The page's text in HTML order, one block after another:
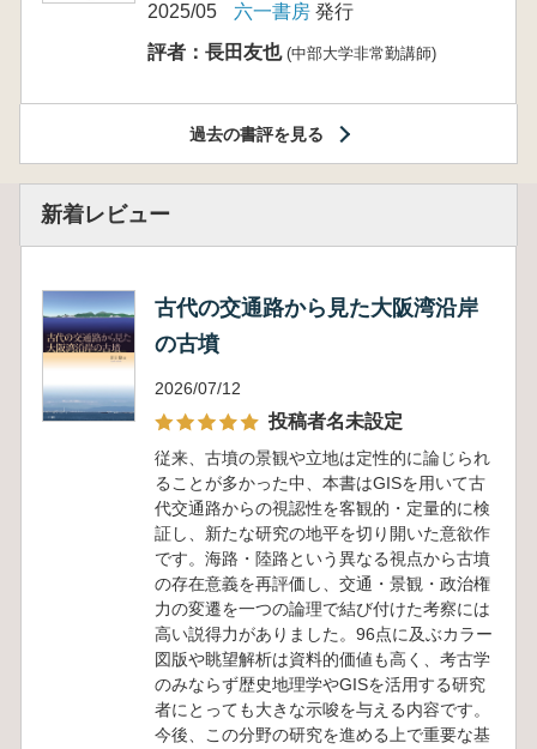
2025/05
六一書房 発行
評者：長田友也 (中部大学非常勤講師)
過去の書評を見る
新着レビュー
古代の交通路から見た大阪湾沿岸
の古墳
2026/07/12
投稿者名未設定
従来、古墳の景観や立地は定性的に論じられ
ることが多かった中、本書はGISを用いて古
代交通路からの視認性を客観的・定量的に検
証し、新たな研究の地平を切り開いた意欲作
です。海路・陸路という異なる視点から古墳
の存在意義を再評価し、交通・景観・政治権
力の変遷を一つの論理で結び付けた考察には
高い説得力がありました。96点に及ぶカラー
図版や眺望解析は資料的価値も高く、考古学
のみならず歴史地理学やGISを活用する研究
者にとっても大きな示唆を与える内容です。
今後、この分野の研究を進める上で重要な基